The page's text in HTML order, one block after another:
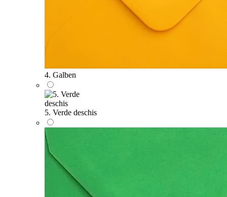
4. Galben
5. Verde deschis